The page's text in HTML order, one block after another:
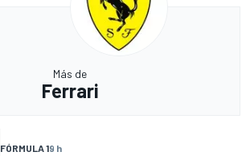
Más de
Ferrari
FÓRMULA 19 h